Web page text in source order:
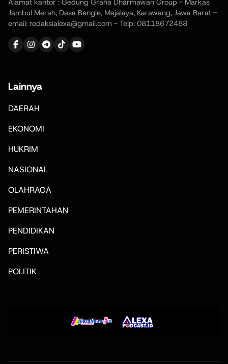
Alamat kantor : Gedung Graha Dharmawan Group - Markas
Jambul Merah, Desa Bengle, Majalaya, Karawang, Jawa Barat -
email: redaksialexa@gmail.com - Telp: 08118672488
Lainnya
DAERAH
EKONOMI
HUKRIM
NASIONAL
OLAHRAGA
PEMERINTAHAN
PENDIDIKAN
PERISTIWA
POLITIK